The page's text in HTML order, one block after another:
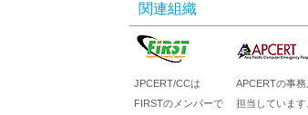
関連組織
JPCERT/CCは
FIRSTのメンバーで
APCERTの事務
担当しています